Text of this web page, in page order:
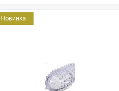
Новинка